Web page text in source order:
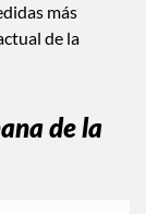
más
de la
de la